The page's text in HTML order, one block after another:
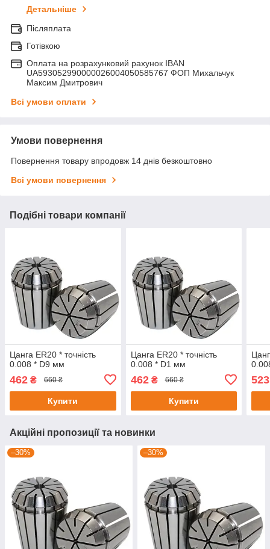
Детальніше
Післяплата
Готівкою
Оплата на розрахунковий рахунок IBAN
UA593052990000026004050585767 ФОП Михальчук
Максим Дмитрович
Всі умови оплати
Умови повернення
Повернення товару впродовж 14 днів безкоштовно
Всі умови повернення
Подібні товари компанії
Цанга ER20 * точність
0.008 * D9 мм
462 ₴ 660 ₴
Купити
Цанга ER20 * точність
0.008 * D1 мм
462₴ 660 ₴
Купити
Акційні пропозиції та новинки
–30% –30%